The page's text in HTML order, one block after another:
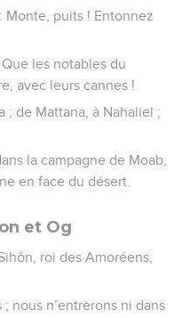
Monte, puits ! Entonnez
les notables du
avec leurs cannes !
; de Mattana, à Nahaliel ;
la campagne de Moab,
en face du désert.
et Og
roi des Amoréens,
nous n’entrerons ni dans